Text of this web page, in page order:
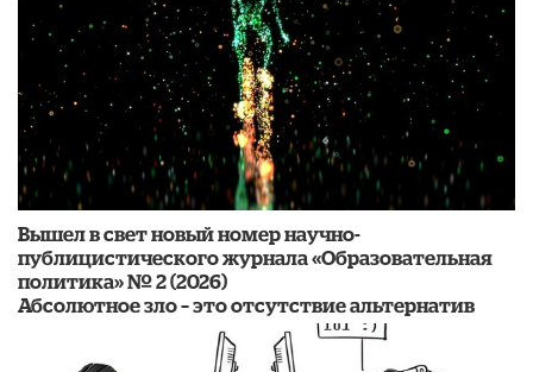
Вышел в свет новый номер научно-
публицистического журнала «Образовательная
политика» № 2 (2026)
Абсолютное зло – это отсутствие альтернатив